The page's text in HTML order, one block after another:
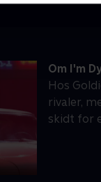
Om I'm
Hos
rivaler,
skidt for